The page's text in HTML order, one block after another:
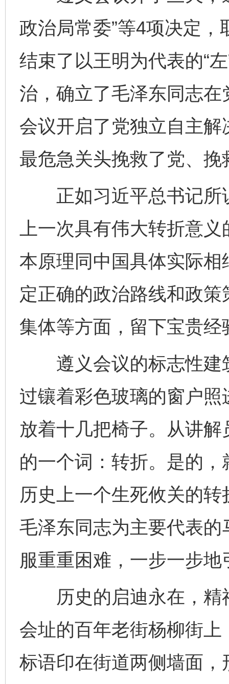
政治局常委”等4项决定
结束了以王明为代表的“
治，确立了毛泽东同志
会议开启了党独立自主
最危急关头挽救了党、
正如习近平总书记所
上一次具有伟大转折意
本原理同中国具体实际
定正确的政治路线和政
集体等方面，留下宝贵经
遵义会议的标志性建
过镶着彩色玻璃的窗户
放着十几把椅子。从讲
的一个词：转折。是的
历史上一个生死攸关的
毛泽东同志为主要代表
服重重困难，一步一步
历史的启迪永在，精
会址的百年老街杨柳街
标语印在街道两侧墙面